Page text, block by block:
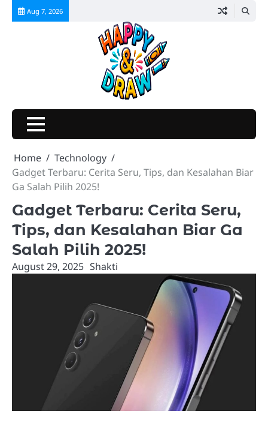
Skip
Aug 7, 2026
Home
Technology
Gadget Terbaru: Cerita Seru, Tips, dan Kesalahan Biar
Ga Salah Pilih 2025!
Gadget Terbaru: Cerita Seru,
Tips, dan Kesalahan Biar Ga
Salah Pilih 2025!
August 29, 2025 Shakti